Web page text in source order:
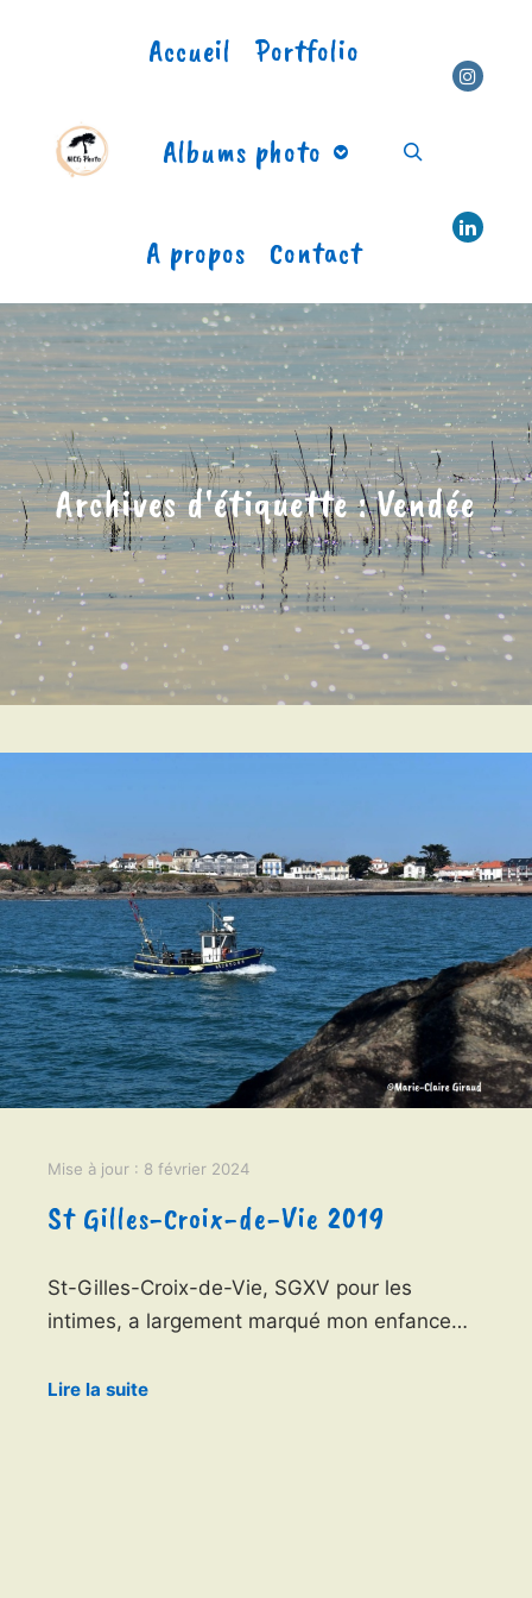
Accueil Portfolio
Albums photo
A propos Contact
Archives d'étiquette :Vendée
Mise à jour : 8 février 2024
St Gilles-Croix-de-Vie 2019
St-Gilles-Croix-de-Vie, SGXV pour les
intimes, a largement marqué mon enfance…
Lire la suite